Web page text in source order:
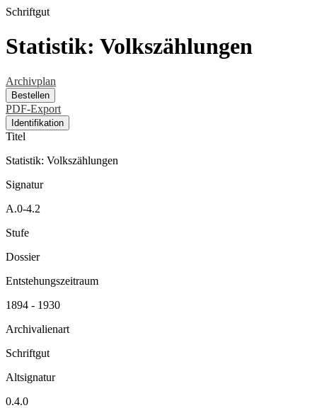
Schriftgut
Statistik: Volkszählungen
Archivplan
Bestellen
PDF-Export
Identifikation
Titel
Statistik: Volkszählungen
Signatur
A.0-4.2
Stufe
Dossier
Entstehungszeitraum
1894 - 1930
Archivalienart
Schriftgut
Altsignatur
0.4.0